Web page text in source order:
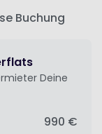
Buchung
Deine
990 €